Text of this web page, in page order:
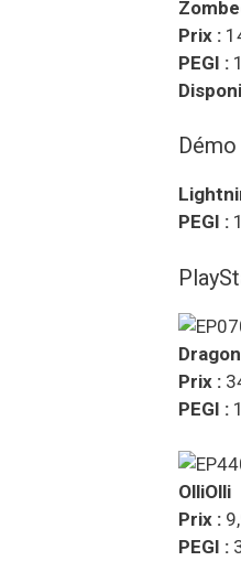
Prix :
PEGI :
PEGI :
Prix :
PEGI :
OlliOlli
Prix :
PEGI :